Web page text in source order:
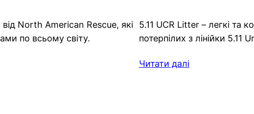
North American Rescue, які
по всьому світу.
5.11 UCR Litter – легкі та
потерпілих з лінійки 5.11
Читати далі